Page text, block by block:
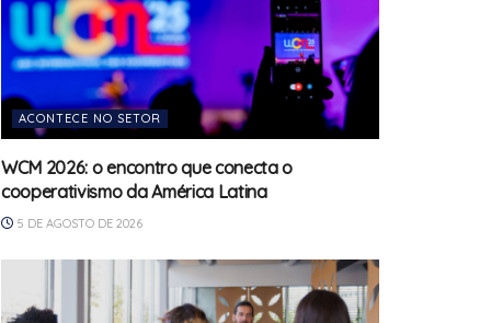
ACONTECE NO SETOR
WCM 2026: o encontro que conecta o
cooperativismo da América Latina
5 DE AGOSTO DE 2026